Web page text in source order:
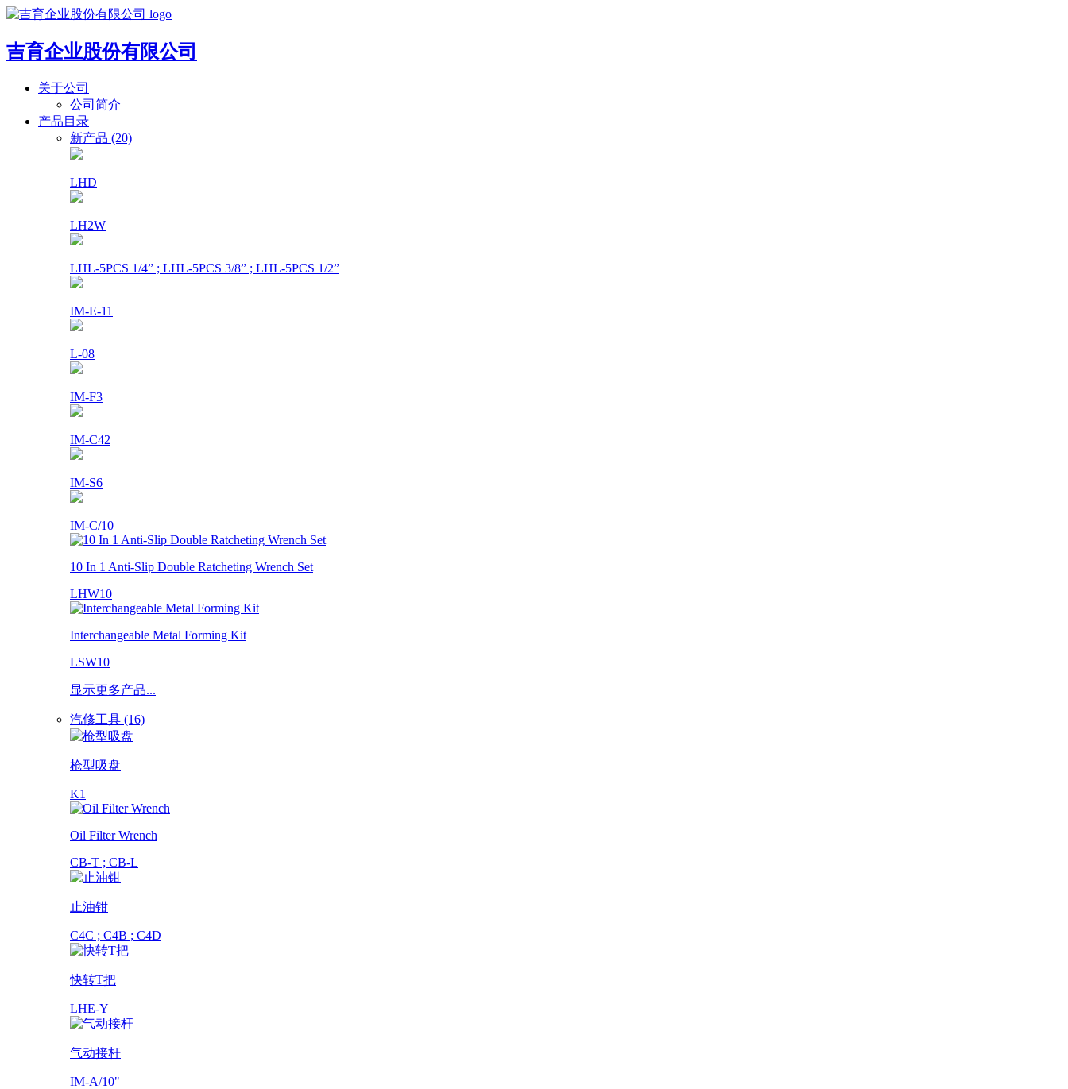
吉育企业股份有限公司
关于公司
公司简介
产品目录
新产品 (20)
LHD
LH2W
LHL-5PCS 1/4” ; LHL-5PCS 3/8” ; LHL-5PCS 1/2”
IM-E-11
L-08
IM-F3
IM-C42
IM-S6
IM-C/10
10 In 1 Anti-Slip Double Ratcheting Wrench Set
LHW10
Interchangeable Metal Forming Kit
LSW10
显示更多产品...
汽修工具 (16)
枪型吸盘
K1
Oil Filter Wrench
CB-T ; CB-L
止油钳
C4C ; C4B ; C4D
快转T把
LHE-Y
气动接杆
IM-A/10"